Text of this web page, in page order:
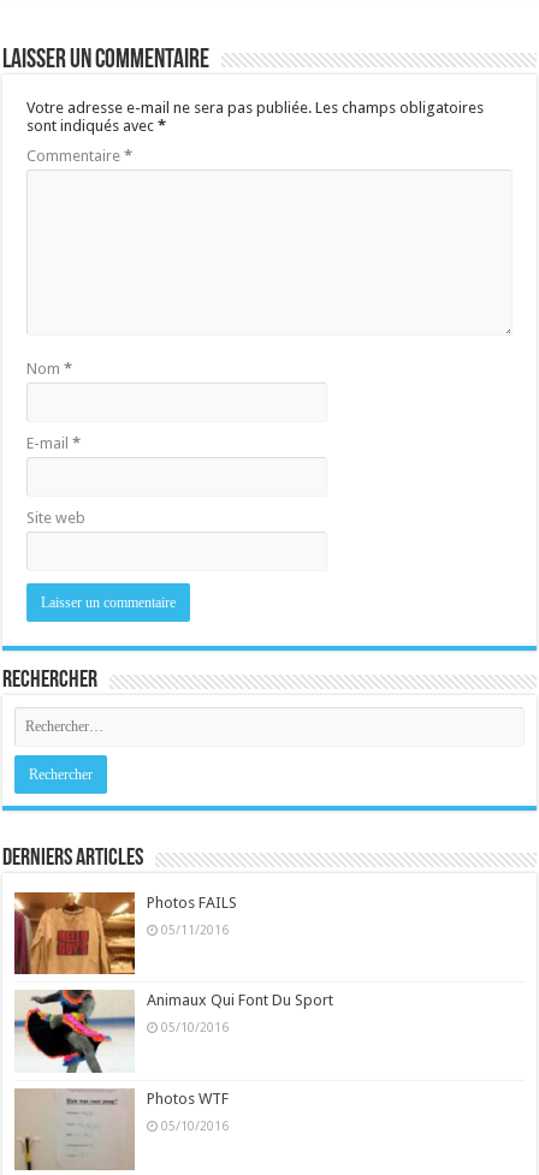
Laisser un commentaire
Votre adresse e-mail ne sera pas publiée. Les champs obligatoires
sont indiqués avec*
Commentaire*
Nom*
E-mail*
Site web
Rechercher
Derniers Articles
Photos FAILS
05/11/2016
Animaux Qui Font Du Sport
05/10/2016
Photos WTF
05/10/2016